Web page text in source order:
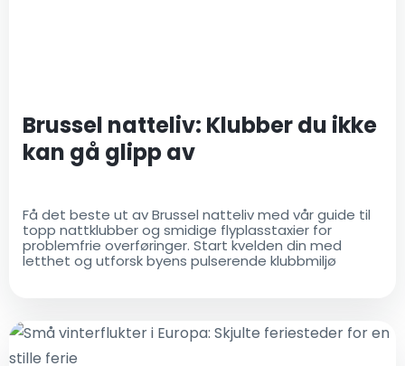
Brussel natteliv: Klubber du ikke
kan gå glipp av
Få det beste ut av Brussel natteliv med vår guide til
topp nattklubber og smidige flyplasstaxier for
problemfrie overføringer. Start kvelden din med
letthet og utforsk byens pulserende klubbmiljø